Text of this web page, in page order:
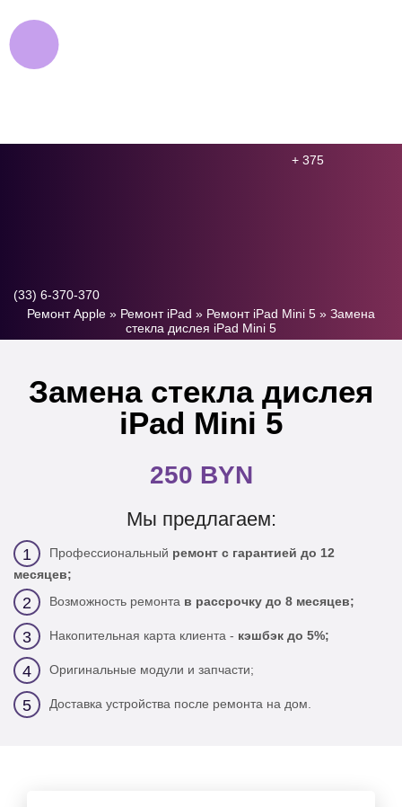
+ 375
(33) 6-370-370
Ремонт Apple » Ремонт iPad » Ремонт iPad Mini 5 » Замена
стекла дислея iPad Mini 5
Замена стекла дислея
iPad Mini 5
250 BYN
Мы предлагаем:
1 Профессиональный ремонт с гарантией до 12
месяцев;
2 Возможность ремонта в рассрочку до 8 месяцев;
3 Накопительная карта клиента - кэшбэк до 5%;
4 Оригинальные модули и запчасти;
5 Доставка устройства после ремонта на дом.